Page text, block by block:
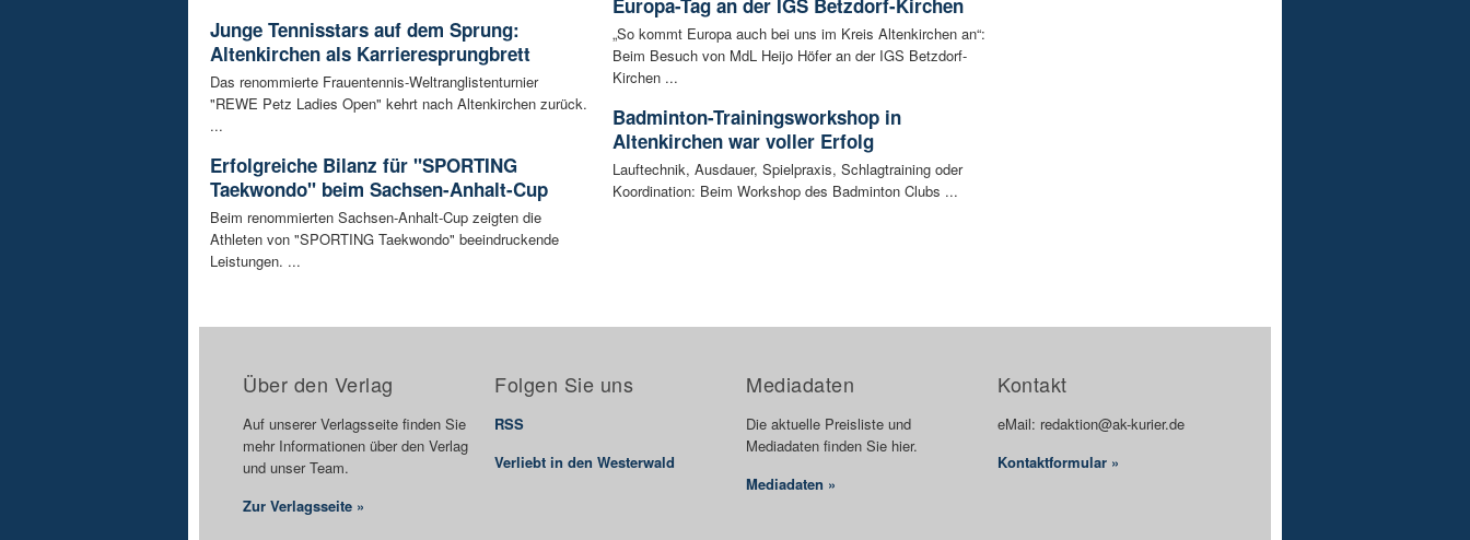
Junge Tennisstars auf dem Sprung:
Altenkirchen als Karrieresprungbrett
Das renommierte Frauentennis-Weltranglistenturnier
"REWE Petz Ladies Open" kehrt nach Altenkirchen zurück.
...
Erfolgreiche Bilanz für "SPORTING
Taekwondo" beim Sachsen-Anhalt-Cup
Beim renommierten Sachsen-Anhalt-Cup zeigten die
Athleten von "SPORTING Taekwondo" beeindruckende
Leistungen. ...
Europa-Tag an der IGS Betzdorf-Kirchen
„So kommt Europa auch bei uns im Kreis Altenkirchen an“:
Beim Besuch von MdL Heijo Höfer an der IGS Betzdorf-
Kirchen ...
Badminton-Trainingsworkshop in
Altenkirchen war voller Erfolg
Lauftechnik, Ausdauer, Spielpraxis, Schlagtraining oder
Koordination: Beim Workshop des Badminton Clubs ...
Über den Verlag
Auf unserer Verlagsseite finden Sie
mehr Informationen über den Verlag
und unser Team.
Zur Verlagsseite »
Folgen Sie uns
RSS
Verliebt in den Westerwald
Mediadaten
Die aktuelle Preisliste und
Mediadaten finden Sie hier.
Mediadaten »
Kontakt
eMail: redaktion@ak-kurier.de
Kontaktformular »